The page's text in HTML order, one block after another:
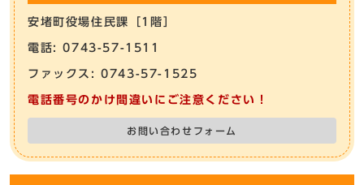
安堵町役場住民課［1階］
電話: 0743-57-1511
ファックス: 0743-57-1525
電話番号のかけ間違いにご注意ください！
お問い合わせフォーム